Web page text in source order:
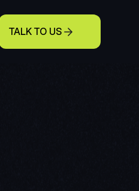
TALK TO US